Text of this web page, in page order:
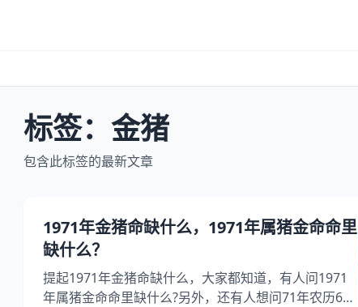
标签：金猪
包含此标签的最新文章
1971年金猪命缺什么，1971年属猪金命命里
缺什么？
提起1971年金猪命缺什么，大家都知道，有人问1971
年属猪金命命里缺什么?另外，还有人想问71年农历6月